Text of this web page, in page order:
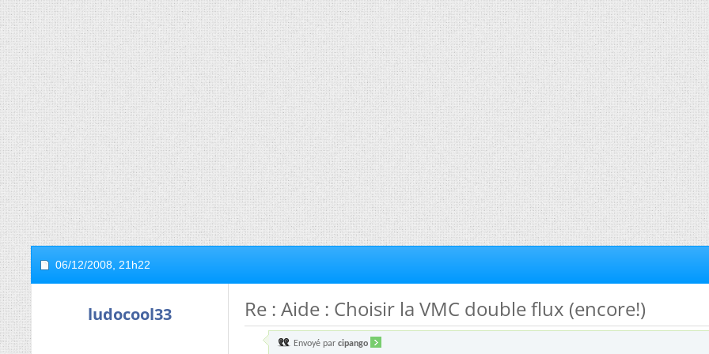
06/12/2008, 21h22
ludocool33 Re : Aide : Choisir la VMC double flux (encore!)
Envoyé par cipango